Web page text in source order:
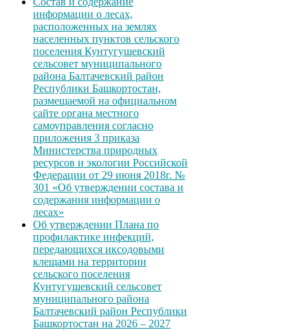
информации о лесах,
расположенных на землях
населенных пунктов сельского
поселения Кунтугушевский
сельсовет муниципального
района Балтачевский район
Республики Башкортостан,
размещаемой на официальном
сайте органа местного
самоуправления согласно
приложения 3 приказа
Министерства природных
ресурсов и экологии Российской
Федерации от 29 июня 2018г. №
301 «Об утверждении состава и
содержания информации о
лесах»
Об утверждении Плана по
профилактике инфекций,
передающихся иксодовыми
клещами на территории
сельского поселения
Кунтугушевский сельсовет
муниципального района
Балтачевский район Республики
Башкортостан на 2026 – 2027